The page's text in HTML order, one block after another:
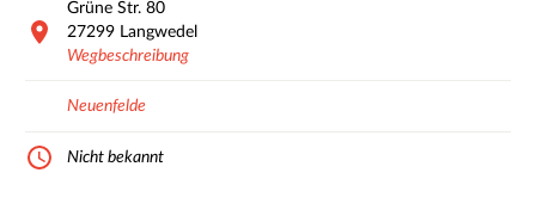
Grüne Str. 80
27299 Langwedel
Wegbeschreibung
Neuenfelde
Nicht bekannt